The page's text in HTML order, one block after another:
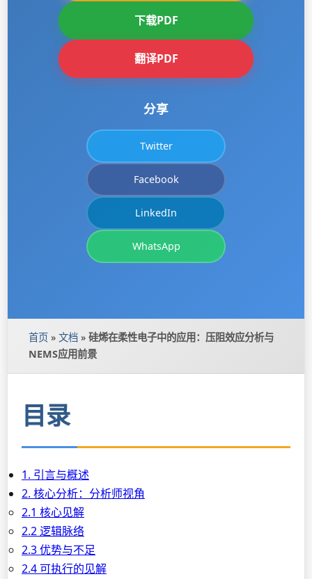
下载PDF
翻译PDF
分享
Twitter
Facebook
LinkedIn
WhatsApp
首页 » 文档 » 硅烯在柔性电子中的应用：压阻效应分析与
NEMS应用前景
目录
1. 引言与概述
2. 核心分析：分析师视角
2.1 核心见解
2.2 逻辑脉络
2.3 优势与不足
2.4 可执行的见解